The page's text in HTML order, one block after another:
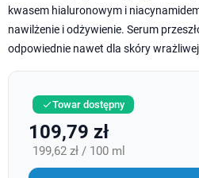
kwasem hialuronowym i
nawilżenie i odżywienie. Serum
odpowiednie nawet dla skóry
Towar dostępny
109,79 zł
199,62 zł / 100 ml